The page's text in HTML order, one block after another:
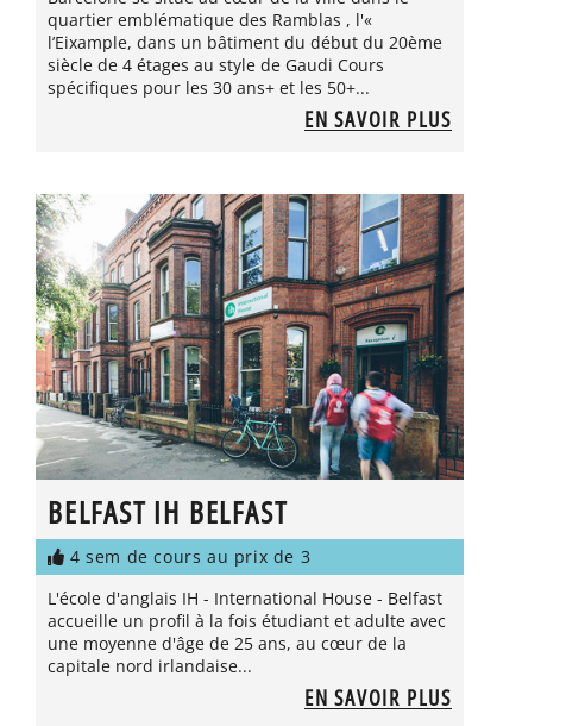
quartier emblématique des Ramblas , l'«
l’Eixample, dans un bâtiment du début du 20ème
siècle de 4 étages au style de Gaudi Cours
spécifiques pour les 30 ans+ et les 50+...
EN SAVOIR PLUS
BELFAST IH BELFAST
4 sem de cours au prix de 3
L'école d'anglais IH - International House - Belfast
accueille un profil à la fois étudiant et adulte avec
une moyenne d'âge de 25 ans, au cœur de la
capitale nord irlandaise...
EN SAVOIR PLUS